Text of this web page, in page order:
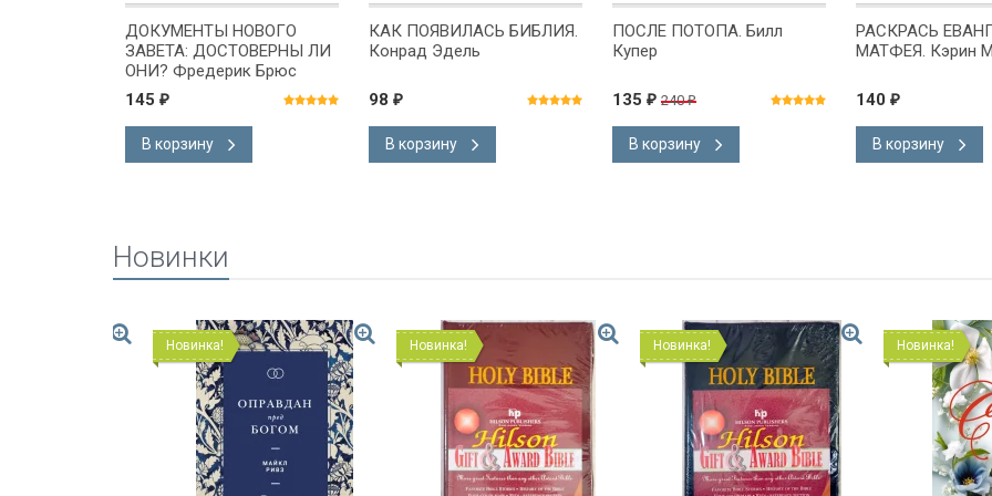
ДОКУМЕНТЫ НОВОГО
ЗАВЕТА: ДОСТОВЕРНЫ ЛИ
ОНИ? Фредерик Брюс
145 ₽
В корзину
КАК ПОЯВИЛАСЬ БИБЛИЯ.
Конрад Эдель
98 ₽
В корзину
ПОСЛЕ ПОТОПА. Билл
Купер
135 ₽ 240₽
В корзину
РАСКРАСЬ
МАТФЕЯ. Кэрин
140 ₽
В корзину
Новинки
Новинка! Новинка! Новинка! Новинка!